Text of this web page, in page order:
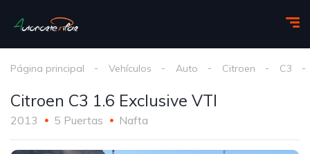
Página principal Vehículos Auto Citroen C3
Citroen C3 1.6 Exclusive VTI
2013 5 Puertas Nafta